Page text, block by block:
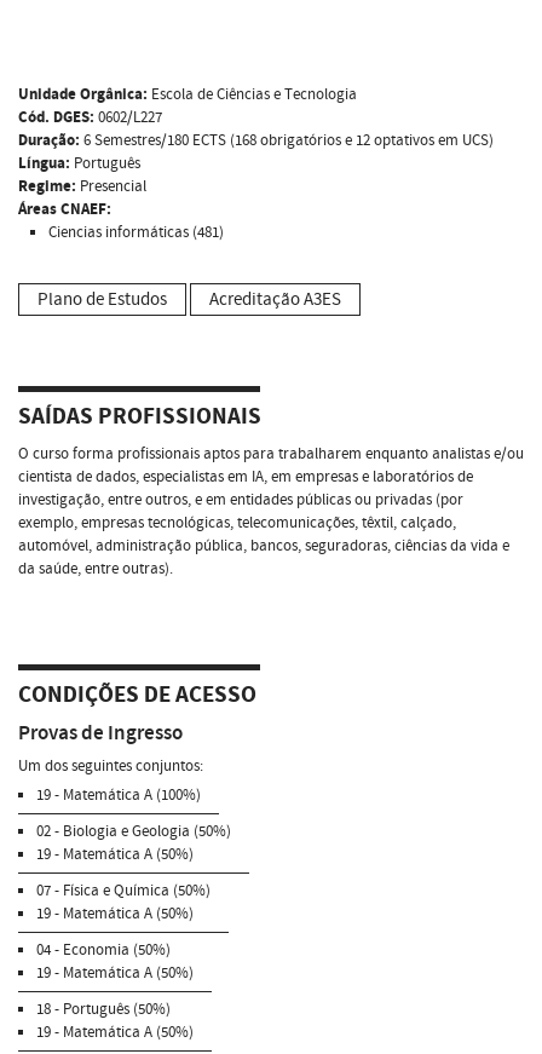
Unidade Orgânica: Escola de Ciências e Tecnologia
Cód. DGES: 0602/L227
Duração: 6 Semestres/180 ECTS (168 obrigatórios e 12 optativos em UCS)
Língua: Português
Regime: Presencial
Áreas CNAEF:
Ciencias informáticas (481)
Plano de Estudos Acreditação A3ES
SAÍDAS PROFISSIONAIS
O curso forma profissionais aptos para trabalharem enquanto analistas e/ou
cientista de dados, especialistas em IA, em empresas e laboratórios de
investigação, entre outros, e em entidades públicas ou privadas (por
exemplo, empresas tecnológicas, telecomunicações, têxtil, calçado,
automóvel, administração pública, bancos, seguradoras, ciências da vida e
da saúde, entre outras).
CONDIÇÕES DE ACESSO
Provas de Ingresso
Um dos seguintes conjuntos:
19 - Matemática A (100%)
02 - Biologia e Geologia (50%)
19 - Matemática A (50%)
07 - Física e Química (50%)
19 - Matemática A (50%)
04 - Economia (50%)
19 - Matemática A (50%)
18 - Português (50%)
19 - Matemática A (50%)